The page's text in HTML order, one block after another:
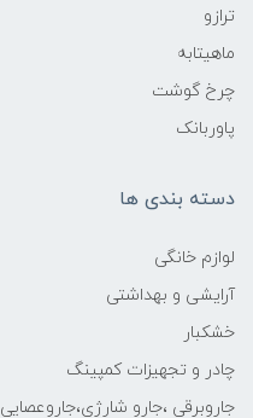
ترازو
ماهیتابه
چرخ گوشت
پاوربانک
دسته بندی ها
لوازم خانگی
آرایشی و بهداشتی
خشکبار
چادر و تجهیزات کمپینگ
جاروبرقی ،جارو شارژی،جاروعصایی